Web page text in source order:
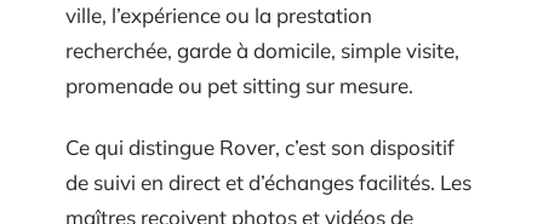
ville, l’expérience ou la prestation
recherchée, garde à domicile, simple visite,
promenade ou pet sitting sur mesure.
Ce qui distingue Rover, c’est son dispositif
de suivi en direct et d’échanges facilités. Les
maîtres reçoivent photos et vidéos de